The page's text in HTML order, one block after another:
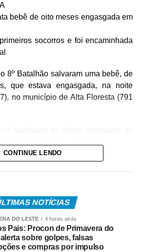
bebê de oito meses engasgada em
socorros e foi encaminhada
8º Batalhão salvaram uma bebê, de
que estava engasgada, na noite
no município de Alta Floresta (791
das vias aéreas com leite
inicial, o bebê foi levado ao Hospital
da mãe, onde permaneceu sob
médica. A bebê foi atendida pela
que deu continuidade às avaliações
CONTINUE LENDO
NOTÍCIAS
DO LESTE 4 horas atrás
Pais: Procon de Primavera do
alerta sobre golpes, falsas
e compras por impulso